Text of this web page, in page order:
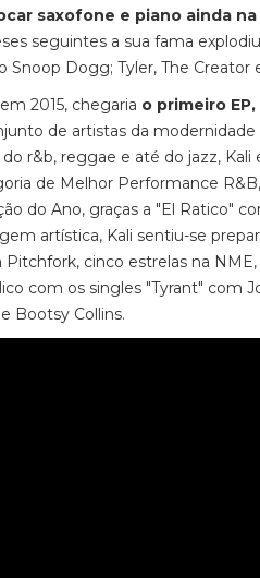
saxofone e piano ainda
seguintes a sua fama
Dogg; Tyler, The Creator
2015, chegaria o primeiro EP,
de artistas da
r&b, reggae e até do jazz,
de Melhor Performance
do Ano, graças a "El Ratico"
artística, Kali sentiu-se
Pitchfork, cinco estrelas na
com os singles "Tyrant"
Bootsy Collins.